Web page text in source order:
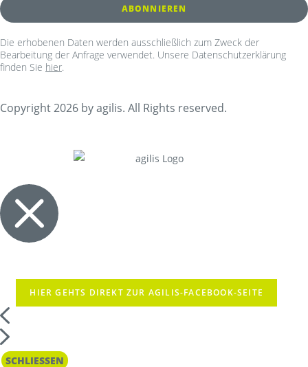
Die erhobenen Daten werden ausschließlich zum Zweck der
Bearbeitung der Anfrage verwendet. Unsere Datenschutzerklärung
finden Sie hier.
Copyright 2026 by agilis. All Rights reserved.
HIER GEHTS DIREKT ZUR AGILIS-FACEBOOK-SEITE
SCHLIESSEN